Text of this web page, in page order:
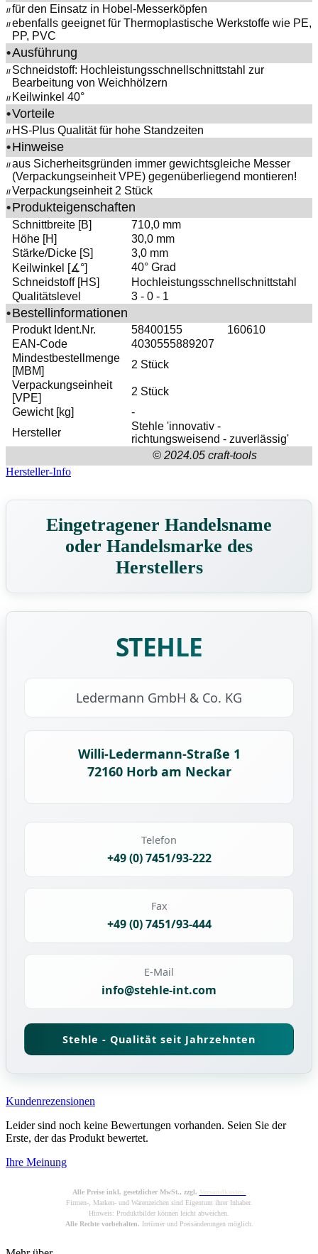
//für den Einsatz in Hobel-Messerköpfen
//ebenfalls geeignet für Thermoplastische Werkstoffe wie PE,
PP, PVC
•Ausführung
// Schneidstoff: Hochleistungsschnellschnittstahl zur
Bearbeitung von Weichhölzern
// Keilwinkel 40°
•Vorteile
// HS-Plus Qualität für hohe Standzeiten
•Hinweise
//aus Sicherheitsgründen immer gewichtsgleiche Messer
(Verpackungseinheit VPE) gegenüberliegend montieren!
//Verpackungseinheit 2 Stück
•Produkteigenschaften
Schnittbreite [B]
710,0 mm
Höhe [H]
30,0 mm
Stärke/Dicke [S]
3,0 mm
Keilwinkel [∡°]
40° Grad
Schneidstoff [HS]
Hochleistungsschnellschnittstahl
Qualitätslevel
3 - 0 - 1
•Bestellinformationen
Produkt Ident.Nr. 58400155
160610
EAN-Code
4030555889207
Mindestbestellmenge
[MBM]
2 Stück
Verpackungseinheit
[VPE]
2 Stück
Gewicht [kg]
-
Hersteller
Stehle 'innovativ -
richtungsweisend - zuverlässig'
© 2024.05 craft-tools
Hersteller-Info
Eingetragener Handelsname
oder Handelsmarke des
Herstellers
STEHLE
Ledermann GmbH & Co. KG
Willi-Ledermann-Straße 1
72160 Horb am Neckar
Telefon
+49 (0) 7451/93-222
Fax
+49 (0) 7451/93-444
E-Mail
info@stehle-int.com
Stehle - Qualität seit Jahrzehnten
Kundenrezensionen
Leider sind noch keine Bewertungen vorhanden. Seien Sie der
Erste, der das Produkt bewertet.
Ihre Meinung
Alle Preise inkl. gesetzlicher MwSt., zzgl. Versandkosten.
Firmen-, Marken- und Warenzeichen sind Eigentum ihrer Inhaber.
Hinweis: Produktbilder können leicht abweichen.
Alle Rechte vorbehalten. Irrtümer und Preisänderungen möglich.